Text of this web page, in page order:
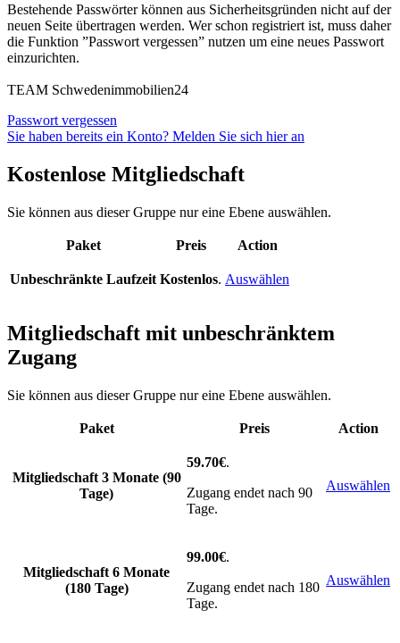
Bestehende Passwörter können aus Sicherheitsgründen nicht auf der
neuen Seite übertragen werden. Wer schon registriert ist, muss daher
die Funktion ”Passwort vergessen” nutzen um eine neues Passwort
einzurichten.
TEAM Schwedenimmobilien24
Passwort vergessen
Sie haben bereits ein Konto? Melden Sie sich hier an
Kostenlose Mitgliedschaft
Sie können aus dieser Gruppe nur eine Ebene auswählen.
Paket Preis Action
Unbeschränkte Laufzeit Kostenlos. Auswählen
Mitgliedschaft mit unbeschränktem
Zugang
Sie können aus dieser Gruppe nur eine Ebene auswählen.
Paket Preis Action
Mitgliedschaft 3 Monate (90
Tage)
59.70€.
Zugang endet nach 90
Tage.
Auswählen
Mitgliedschaft 6 Monate
(180 Tage)
99.00€.
Zugang endet nach 180
Tage.
Auswählen